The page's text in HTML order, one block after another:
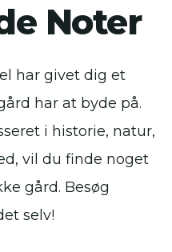
Noter
har givet dig et
har at byde på.
i historie, natur,
vil du finde noget
gård. Besøg
selv!